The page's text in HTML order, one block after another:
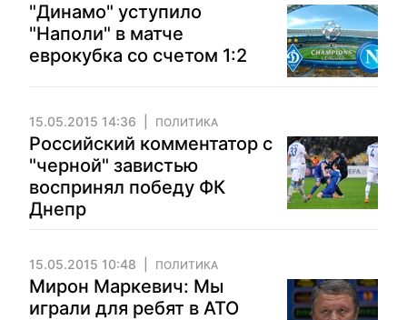
"Динамо" уступило
"Наполи" в матче
еврокубка со счетом 1:2
15.05.2015 14:36 ПОЛИТИКА
Российский комментатор с
"черной" завистью
воспринял победу ФК
Днепр
15.05.2015 10:48 ПОЛИТИКА
Мирон Маркевич: Мы
играли для ребят в АТО